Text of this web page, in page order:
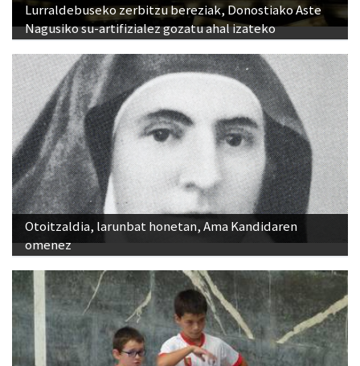
Lurraldebuseko zerbitzu bereziak, Donostiako Aste
Nagusiko su-artifizialez gozatu ahal izateko
Otoitzaldia, larunbat honetan, Ama Kandidaren
omenez